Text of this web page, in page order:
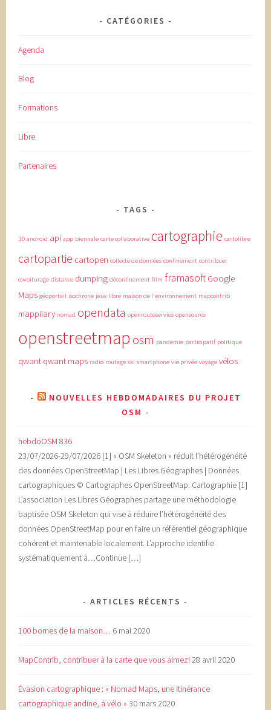
CATÉGORIES
Agenda
Blog
Formations
Libre
Partenaires
TAGS
3D android api app biennale carte collaborative cartographie cartolibre
cartopartie cartopen collecte de données confinement contribuer
covoiturage distance dumping déconfinement film framasoftGoogle
Maps géoportail isochrone jeux libre maison de l'environnement mapcontrib
mappilary nomad opendata openrouteservice opensource
openstreetmap osm pandemie participatif politique
qwant qwant maps radio routage ski smartphone vie privée voyage vélos
NOUVELLES HEBDOMADAIRES DU PROJET
OSM
hebdoOSM 836
23/07/2026-29/07/2026 [1] « OSM Skeleton » réduit l’hétérogénéité
des données OpenStreetMap | Les Libres Géographes | Données
cartographiques © Cartographes OpenStreetMap. Cartographie [1]
L’association Les Libres Géographes partage une méthodologie
baptisée OSM Skeleton qui vise à réduire l’hétérogénéité des
données OpenStreetMap pour en faire un référentiel géographique
cohérent et maintenable localement. L’approche identifie
systématiquement à…Continue […]
ARTICLES RÉCENTS
100 bornes de la maison… 6 mai 2020
MapContrib, contribuer à la carte que vous aimez!28 avril 2020
Évasion cartographique : « Nomad Maps, une itinérance
cartographique andine, à vélo » 30 mars 2020